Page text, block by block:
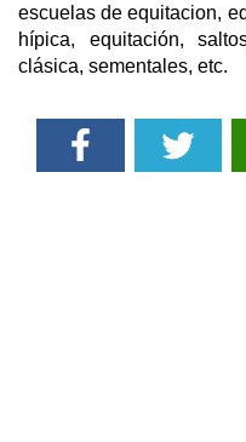
escuelas de equitacion,
hípica, equitación,
clásica, sementales, etc.